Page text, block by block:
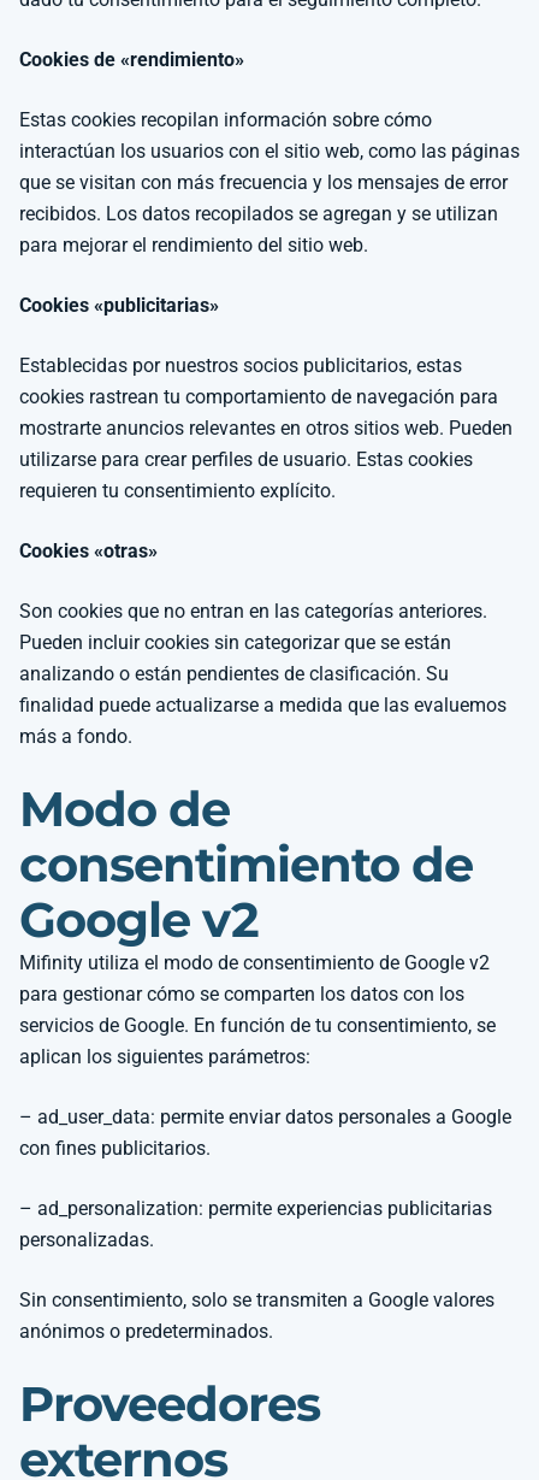
Cookies de «rendimiento»
Estas cookies recopilan información sobre cómo
interactúan los usuarios con el sitio web, como las páginas
que se visitan con más frecuencia y los mensajes de error
recibidos. Los datos recopilados se agregan y se utilizan
para mejorar el rendimiento del sitio web.
Cookies «publicitarias»
Establecidas por nuestros socios publicitarios, estas
cookies rastrean tu comportamiento de navegación para
mostrarte anuncios relevantes en otros sitios web. Pueden
utilizarse para crear perfiles de usuario. Estas cookies
requieren tu consentimiento explícito.
Cookies «otras»
Son cookies que no entran en las categorías anteriores.
Pueden incluir cookies sin categorizar que se están
analizando o están pendientes de clasificación. Su
finalidad puede actualizarse a medida que las evaluemos
más a fondo.
Modo de
consentimiento de
Google v2
Mifinity utiliza el modo de consentimiento de Google v2
para gestionar cómo se comparten los datos con los
servicios de Google. En función de tu consentimiento, se
aplican los siguientes parámetros:
– ad_user_data: permite enviar datos personales a Google
con fines publicitarios.
– ad_personalization: permite experiencias publicitarias
personalizadas.
Sin consentimiento, solo se transmiten a Google valores
anónimos o predeterminados.
Proveedores
externos